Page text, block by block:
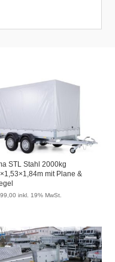
STL Stahl 2000kg
mit Plane &
inkl. 19% MwSt.